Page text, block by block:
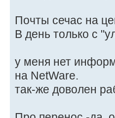
Почты сечас на
В день только с
у меня нет
на NetWare.
так-же доволен